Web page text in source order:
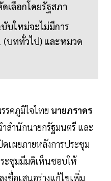
เลือกโดยรัฐสภา
บใหม่จะไม่มีการ
(บททั่วไป) และหมวด
คภูมิใจไทย นายภราดร
สำนักนายกรัฐมนตรี และ
เผยภายหลังการประชุม
ะชุมมีมติเห็นชอบให้
ชื่อเสนอร่างแก้ไขเพิ่ม